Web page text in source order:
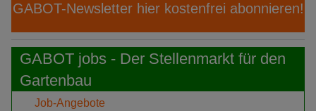
GABOT-Newsletter hier kostenfrei abonnieren!
GABOT jobs - Der Stellenmarkt für den
Gartenbau
Job-Angebote